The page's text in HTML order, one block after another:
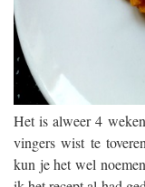
Het is alweer 4
vingers wist te
kun je het wel